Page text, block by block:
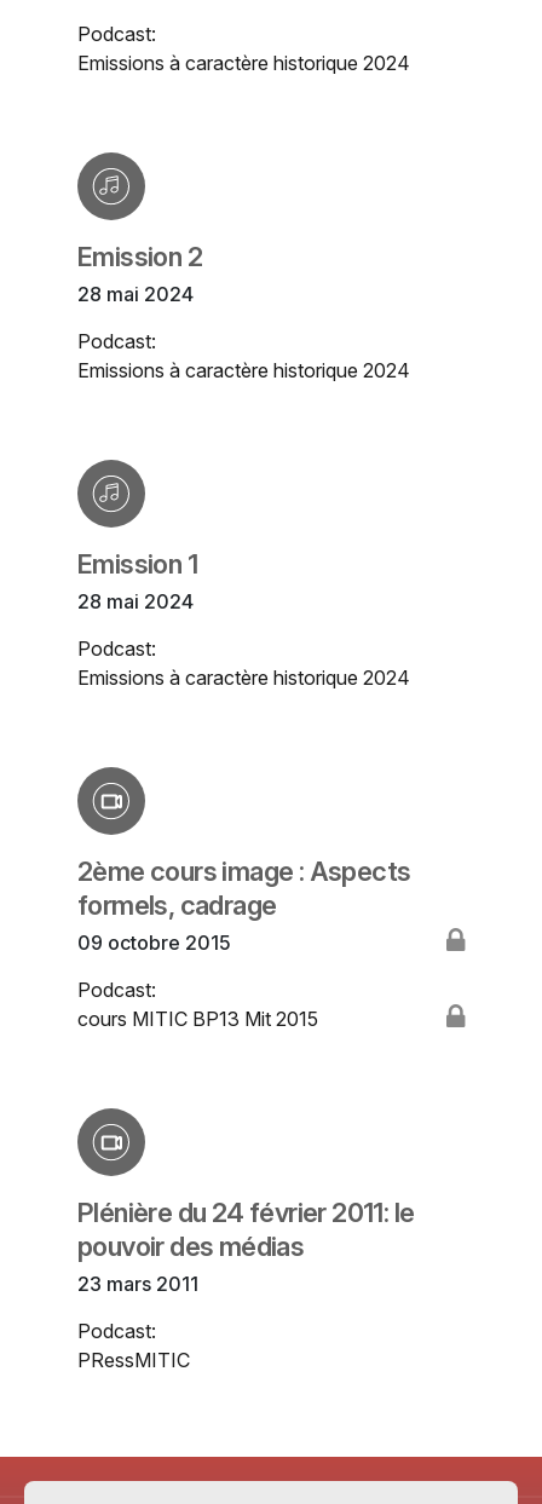
Podcast:
Emissions à caractère historique 2024
Emission 2
28 mai 2024
Podcast:
Emissions à caractère historique 2024
Emission 1
28 mai 2024
Podcast:
Emissions à caractère historique 2024
2ème cours image : Aspects
formels, cadrage
09 octobre 2015
Podcast:
cours MITIC BP13 Mit 2015
Plénière du 24 février 2011: le
pouvoir des médias
23 mars 2011
Podcast:
PRessMITIC